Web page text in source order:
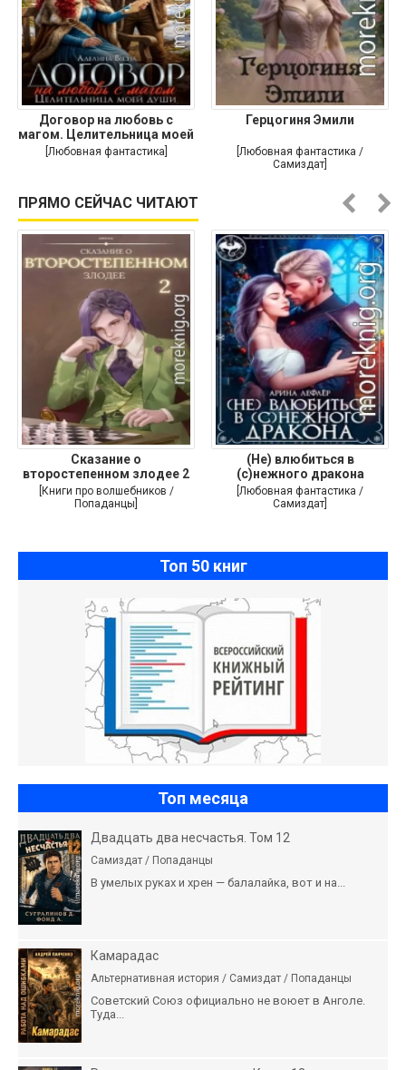
Договор на любовь с
магом. Целительница моей
души
[Любовная фантастика]
Герцогиня Эмили
[Любовная фантастика /
Самиздат]
ПРЯМО СЕЙЧАС ЧИТАЮТ
Сказание о
второстепенном злодее 2
[Книги про волшебников /
Попаданцы]
(Не) влюбиться в
(с)нежного дракона
[Любовная фантастика /
Самиздат]
Топ 50 книг
Топ месяца
Двадцать два несчастья. Том 12
Самиздат / Попаданцы
В умелых руках и хрен — балалайка, вот и на...
Камарадас
Альтернативная история / Самиздат / Попаданцы
Советский Союз официально не воюет в Анголе.
Туда...